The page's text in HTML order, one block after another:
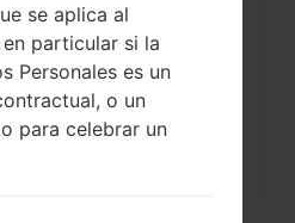
datos de fábrica
se aplica al
particular si la
Personales es un
o un
para celebrar un